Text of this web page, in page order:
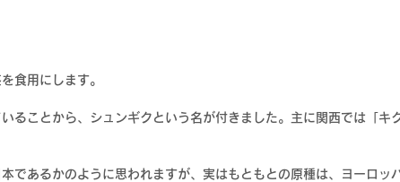
食用にします。
ることから、シュンギクという名が付きました。主に関西では「キ
であるかのように思われますが、実はもともとの原種は、ヨーロッ